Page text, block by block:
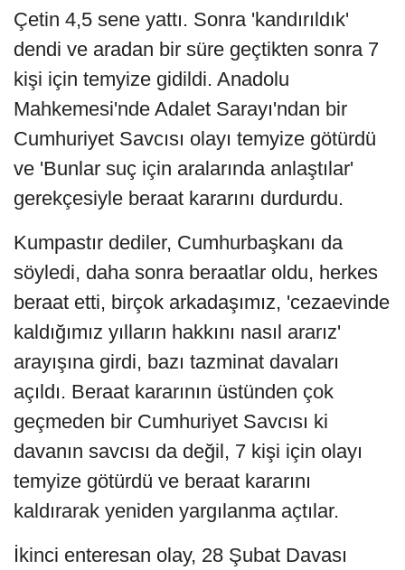
Çetin 4,5 sene yattı. Sonra 'kandırıldık'
dendi ve aradan bir süre geçtikten sonra 7
kişi için temyize gidildi. Anadolu
Mahkemesi'nde Adalet Sarayı'ndan bir
Cumhuriyet Savcısı olayı temyize götürdü
ve 'Bunlar suç için aralarında anlaştılar'
gerekçesiyle beraat kararını durdurdu.
Kumpastır dediler, Cumhurbaşkanı da
söyledi, daha sonra beraatlar oldu, herkes
beraat etti, birçok arkadaşımız, 'cezaevinde
kaldığımız yılların hakkını nasıl ararız'
arayışına girdi, bazı tazminat davaları
açıldı. Beraat kararının üstünden çok
geçmeden bir Cumhuriyet Savcısı ki
davanın savcısı da değil, 7 kişi için olayı
temyize götürdü ve beraat kararını
kaldırarak yeniden yargılanma açtılar.
İkinci enteresan olay, 28 Şubat Davası